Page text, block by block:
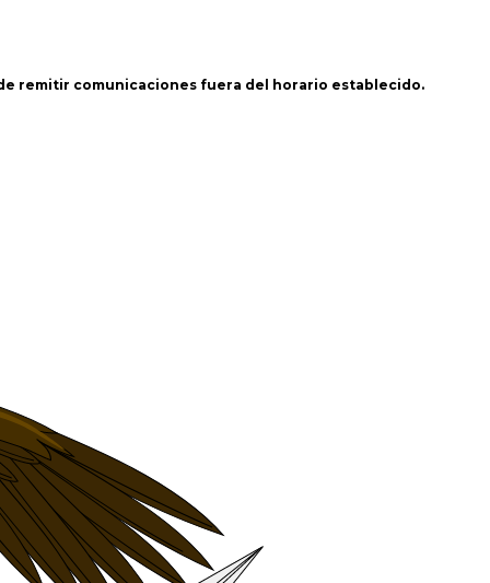
remitir comunicaciones fuera del horario establecido.